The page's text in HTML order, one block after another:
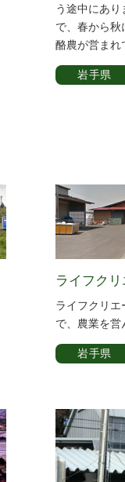
う途中にあ
で、春から
酪農が営まれ
岩手県
ライフク
ライフクリ
で、農業を営
岩手県